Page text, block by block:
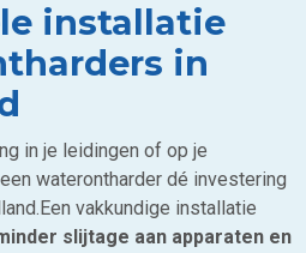
installatie
in
in je leidingen of op je
waterontharder dé investering
vakkundige installatie
slijtage aan apparaten en